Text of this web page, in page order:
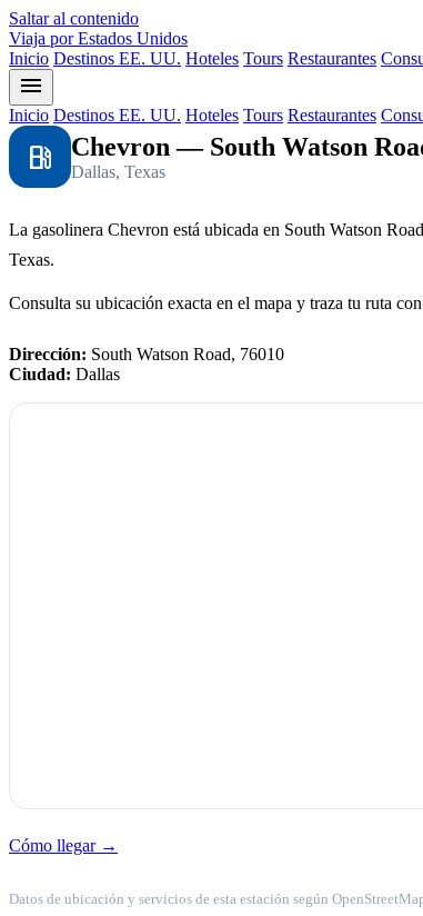
Saltar al contenido
Viaja por Estados Unidos
Inicio Destinos EE. UU. Hoteles Tours Restaurantes
menu
Inicio Destinos EE. UU. Hoteles Tours Restaurantes
local_gas_station Chevron — South Watson
Dallas, Texas
La gasolinera Chevron está ubicada en South Watson
Texas.
Consulta su ubicación exacta en el mapa y traza tu ruta
Dirección: South Watson Road, 76010
Ciudad: Dallas
Cómo llegar →
Datos de ubicación y servicios de esta estación según